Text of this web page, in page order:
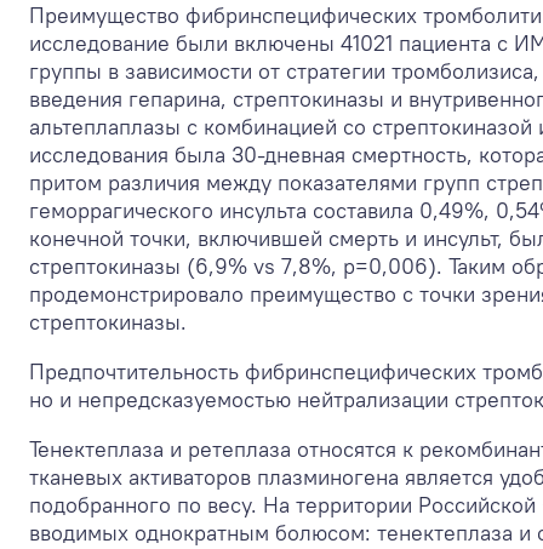
Преимущество фибринспецифических
исследование были включены 41021 пациента с
группы в зависимости от стратегии
введения гепарина, стрептокиназы и
альтеплаплазы с комбинацией со
исследования была 30-дневная смертность,
притом различия между показателями групп
геморрагического инсульта составила 0,49%,
конечной точки, включившей смерть и инсульт,
стрептокиназы (6,9% vs 7,8%, р=0,006). Таким
продемонстрировало преимущество с точки
стрептокиназы.
Предпочтительность фибринспецифических
но и непредсказуемостью нейтрализации
Тенектеплаза и ретеплаза относятся к
тканевых активаторов плазминогена является
подобранного по весу. На территории
вводимых однократным болюсом: тенектеплаза